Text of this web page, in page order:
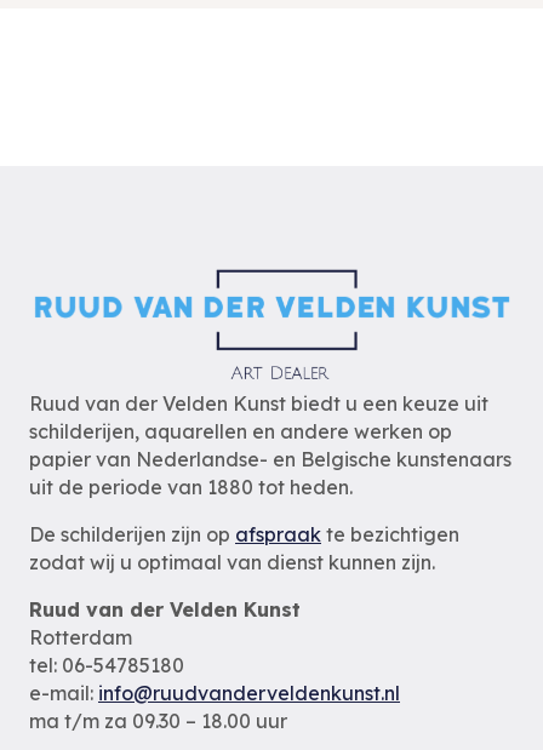
Ruud van der Velden Kunst biedt u een keuze uit
schilderijen, aquarellen en andere werken op
papier van Nederlandse- en Belgische kunstenaars
uit de periode van 1880 tot heden.
De schilderijen zijn op afspraak te bezichtigen
zodat wij u optimaal van dienst kunnen zijn.
Ruud van der Velden Kunst
Rotterdam
tel: 06-54785180
e-mail: info@ruudvanderveldenkunst.nl
ma t/m za 09.30 – 18.00 uur